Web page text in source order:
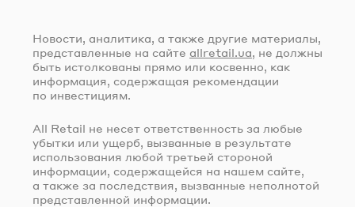
Новости, аналитика, а также другие материалы,
представленные на сайте allretail.ua, не должны
быть истолкованы прямо или косвенно, как
информация, содержащая рекомендации
по инвестициям.
All Retail не несет ответственность за любые
убытки или ущерб, вызванные в результате
использования любой третьей стороной
информации, содержащейся на нашем сайте,
а также за последствия, вызванные неполнотой
представленной информации.